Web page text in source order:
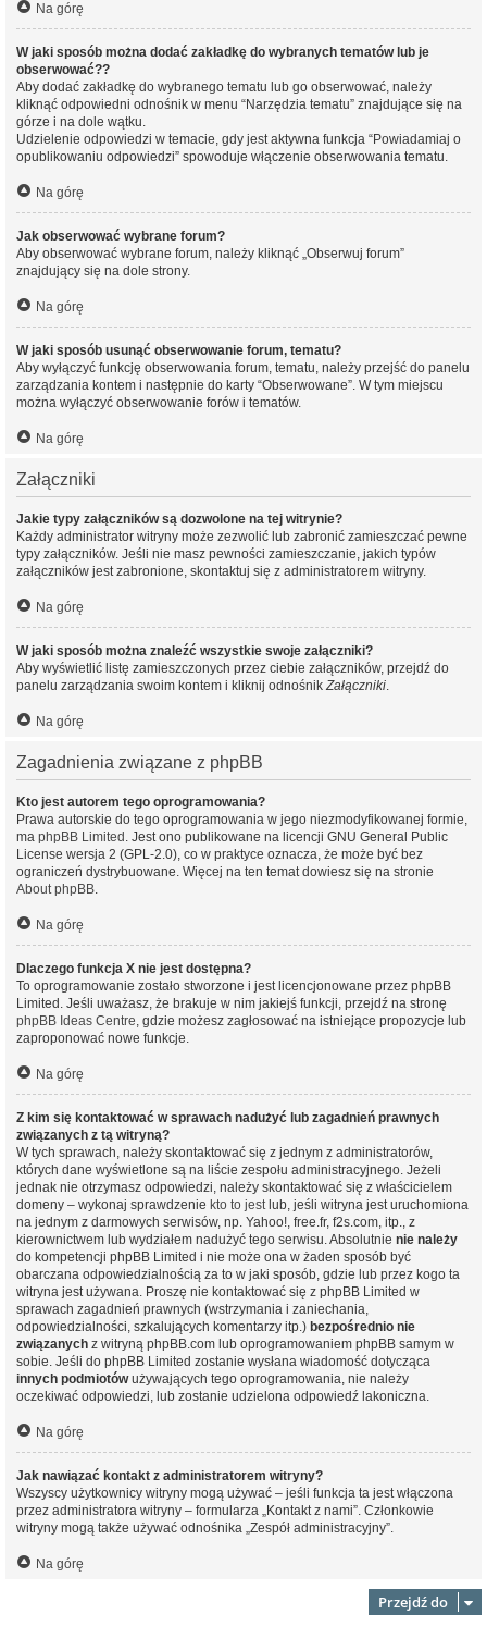
Na górę
W jaki sposób można dodać zakładkę do wybranych tematów lub je
obserwować??
Aby dodać zakładkę do wybranego tematu lub go obserwować, należy
kliknąć odpowiedni odnośnik w menu “Narzędzia tematu” znajdujące się na
górze i na dole wątku.
Udzielenie odpowiedzi w temacie, gdy jest aktywna funkcja “Powiadamiaj o
opublikowaniu odpowiedzi” spowoduje włączenie obserwowania tematu.
Na górę
Jak obserwować wybrane forum?
Aby obserwować wybrane forum, należy kliknąć „Obserwuj forum”
znajdujący się na dole strony.
Na górę
W jaki sposób usunąć obserwowanie forum, tematu?
Aby wyłączyć funkcję obserwowania forum, tematu, należy przejść do panelu
zarządzania kontem i następnie do karty “Obserwowane”. W tym miejscu
można wyłączyć obserwowanie forów i tematów.
Na górę
Załączniki
Jakie typy załączników są dozwolone na tej witrynie?
Każdy administrator witryny może zezwolić lub zabronić zamieszczać pewne
typy załączników. Jeśli nie masz pewności zamieszczanie, jakich typów
załączników jest zabronione, skontaktuj się z administratorem witryny.
Na górę
W jaki sposób można znaleźć wszystkie swoje załączniki?
Aby wyświetlić listę zamieszczonych przez ciebie załączników, przejdź do
panelu zarządzania swoim kontem i kliknij odnośnikZałączniki.
Na górę
Zagadnienia związane z phpBB
Kto jest autorem tego oprogramowania?
Prawa autorskie do tego oprogramowania w jego niezmodyfikowanej formie,
ma phpBB Limited . Jest ono publikowane na licencji GNU General Public
License wersja 2 (GPL-2.0), co w praktyce oznacza, że może być bez
ograniczeń dystrybuowane. Więcej na ten temat dowiesz się na stronie
About phpBB.
Na górę
Dlaczego funkcja X nie jest dostępna?
To oprogramowanie zostało stworzone i jest licencjonowane przez phpBB
Limited. Jeśli uważasz, że brakuje w nim jakiejś funkcji, przejdź na stronę
phpBB Ideas Centre, gdzie możesz zagłosować na istniejące propozycje lub
zaproponować nowe funkcje.
Na górę
Z kim się kontaktować w sprawach nadużyć lub zagadnień prawnych
związanych z tą witryną?
W tych sprawach, należy skontaktować się z jednym z administratorów,
których dane wyświetlone są na liście zespołu administracyjnego. Jeżeli
jednak nie otrzymasz odpowiedzi, należy skontaktować się z właścicielem
domeny – wykonaj sprawdzenie kto to jestlub, jeśli witryna jest uruchomiona
na jednym z darmowych serwisów, np. Yahoo!, free.fr, f2s.com, itp., z
kierownictwem lub wydziałem nadużyć tego serwisu. Absolutnie nie należy
do kompetencji phpBB Limited i nie może ona w żaden sposób być
obarczana odpowiedzialnością za to w jaki sposób, gdzie lub przez kogo ta
witryna jest używana. Proszę nie kontaktować się z phpBB Limited w
sprawach zagadnień prawnych (wstrzymania i zaniechania,
odpowiedzialności, szkalujących komentarzy itp.) bezpośrednio nie
związanych z witryną phpBB.com lub oprogramowaniem phpBB samym w
sobie. Jeśli do phpBB Limited zostanie wysłana wiadomość dotycząca
innych podmiotówużywających tego oprogramowania, nie należy
oczekiwać odpowiedzi, lub zostanie udzielona odpowiedź lakoniczna.
Na górę
Jak nawiązać kontakt z administratorem witryny?
Wszyscy użytkownicy witryny mogą używać – jeśli funkcja ta jest włączona
przez administratora witryny – formularza „Kontakt z nami”. Członkowie
witryny mogą także używać odnośnika „Zespół administracyjny”.
Na górę
Przejdź do